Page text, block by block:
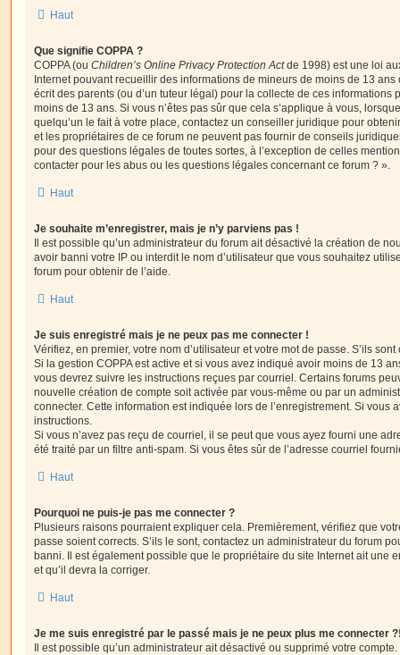
Haut
Que signifie COPPA ?
COPPA (ou Children’s Online Privacy Protection Actde 1998) est une loi
Internet pouvant recueillir des informations de mineurs de moins de 13
écrit des parents (ou d’un tuteur légal) pour la collecte de ces informations
moins de 13 ans. Si vous n’êtes pas sûr que cela s’applique à vous,
quelqu’un le fait à votre place, contactez un conseiller juridique pour
et les propriétaires de ce forum ne peuvent pas fournir de conseils
pour des questions légales de toutes sortes, à l’exception de celles
contacter pour les abus ou les questions légales concernant ce forum ? ».
Haut
Je souhaite m’enregistrer, mais je n’y parviens pas !
Il est possible qu’un administrateur du forum ait désactivé la création de
avoir banni votre IP ou interdit le nom d’utilisateur que vous souhaitez
forum pour obtenir de l’aide.
Haut
Je suis enregistré mais je ne peux pas me connecter !
Vérifiez, en premier, votre nom d’utilisateur et votre mot de passe. S’ils
Si la gestion COPPA est active et si vous avez indiqué avoir moins de 13
vous devrez suivre les instructions reçues par courriel. Certains forums
nouvelle création de compte soit activée par vous-même ou par un
connecter. Cette information est indiquée lors de l’enregistrement. Si vous
instructions.
Si vous n’avez pas reçu de courriel, il se peut que vous ayez fourni une
été traité par un filtre anti-spam. Si vous êtes sûr de l’adresse courriel
Haut
Pourquoi ne puis-je pas me connecter ?
Plusieurs raisons pourraient expliquer cela. Premièrement, vérifiez que
passe soient corrects. S’ils le sont, contactez un administrateur du forum
banni. Il est également possible que le propriétaire du site Internet ait une
et qu’il devra la corriger.
Haut
Je me suis enregistré par le passé mais je ne peux plus me connecter
Il est possible qu’un administrateur ait désactivé ou supprimé votre